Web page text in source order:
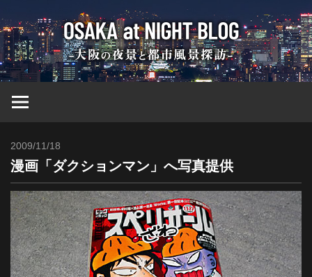
ン
テ
ン
ツ
大
阪
ブ
ロ
2009/11/18
漫画「ダクションマン」へ写真提供